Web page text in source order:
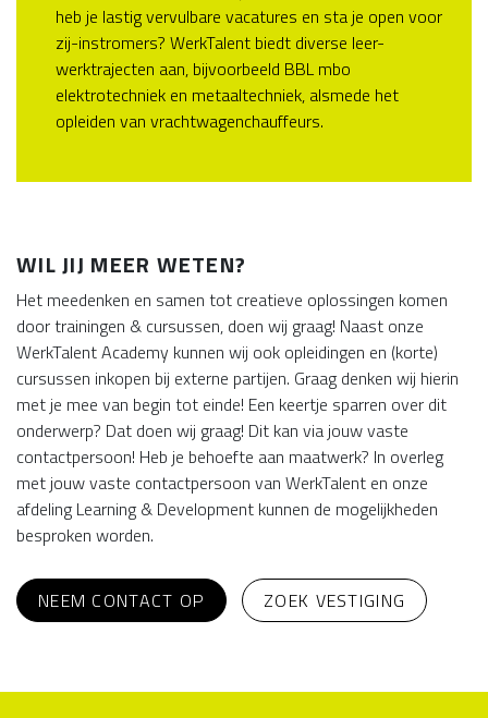
heb je lastig vervulbare vacatures en sta je open voor
zij-instromers? WerkTalent biedt diverse leer-
werktrajecten aan, bijvoorbeeld BBL mbo
elektrotechniek en metaaltechniek, alsmede het
opleiden van vrachtwagenchauffeurs.
WIL JIJ MEER WETEN?
Het meedenken en samen tot creatieve oplossingen komen
door trainingen & cursussen, doen wij graag! Naast onze
WerkTalent Academy kunnen wij ook opleidingen en (korte)
cursussen inkopen bij externe partijen. Graag denken wij hierin
met je mee van begin tot einde! Een keertje sparren over dit
onderwerp? Dat doen wij graag! Dit kan via jouw vaste
contactpersoon! Heb je behoefte aan maatwerk? In overleg
met jouw vaste contactpersoon van WerkTalent en onze
afdeling Learning & Development kunnen de mogelijkheden
besproken worden.
NEEM CONTACT OP ZOEK VESTIGING